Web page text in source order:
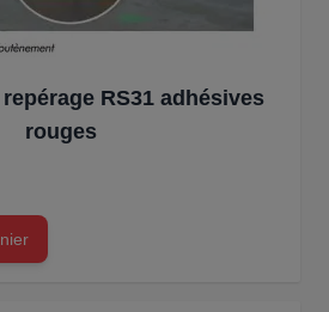
RS31 adhésives
rouges